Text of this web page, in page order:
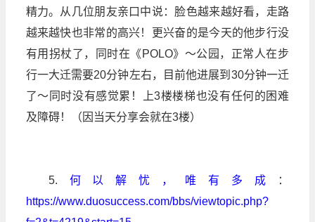
精力。从几位朋友亲口中说：脸色越来越好看，走路
越来越快也非常的高兴！更兴奋的是今天的他步行没
有用拐杖了，同时在《POLO》～公园，正常人在步
行一大迁需要20分钟左右，目前他进展到30分钟一迁
了～同时没有感觉累！上3楼楼梯也没有任何的困难
及障碍！（因当天分享会就在3楼）
5. 何以解忧，唯有多成
：
https://www.duosuccess.com/bbs/viewtopic.php?